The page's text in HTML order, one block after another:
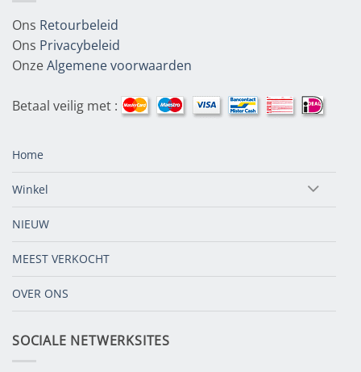
Ons Retourbeleid
Ons Privacybeleid
OnzeAlgemene voorwaarden
Betaal veilig met :
Home
Winkel
NIEUW
MEEST VERKOCHT
OVER ONS
SOCIALE NETWERKSITES